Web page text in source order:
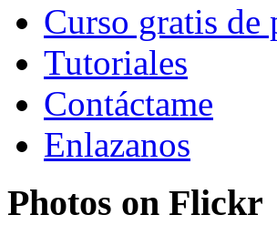
Curso gratis de
Tutoriales
Contáctame
Enlazanos
Photos on Flickr